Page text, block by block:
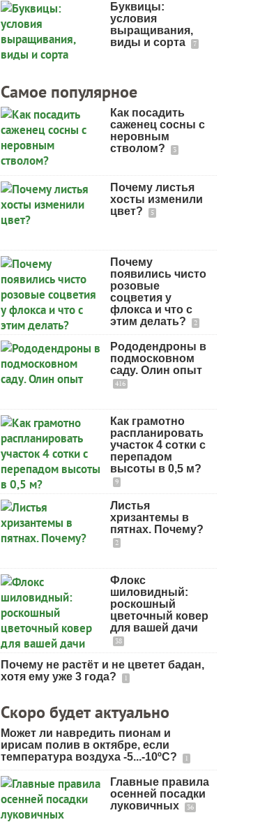
Буквицы:
условия
выращивания,
виды и сорта
7
Самое популярное
Как посадить
саженец сосны с
неровным
стволом?
3
Почему листья
хосты изменили
цвет?
5
Почему
появились чисто
розовые
соцветия у
флокса и что с
этим делать?
2
Рододендроны в
подмосковном
саду. Олин опыт
416
Как грамотно
распланировать
участок 4 сотки с
перепадом
высоты в 0,5 м?
9
Листья
хризантемы в
пятнах. Почему?
2
Флокс
шиловидный:
роскошный
цветочный ковер
для вашей дачи
38
Почему не растёт и не цветет бадан,
хотя ему уже 3 года?
1
Скоро будет актуально
Может ли навредить пионам и
ирисам полив в октябре, если
температура воздуха -5...-10ºC?
1
Главные правила
осенней посадки
луковичных
36